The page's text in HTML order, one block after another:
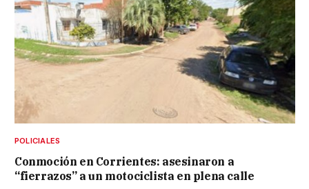
POLICIALES
Conmoción en Corrientes: asesinaron a
“fierrazos” a un motociclista en plena calle